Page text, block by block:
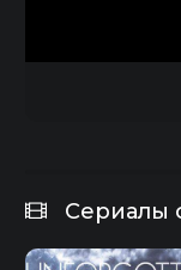
Сериалы